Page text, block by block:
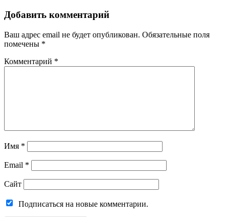
Добавить комментарий
Ваш адрес email не будет опубликован. Обязательные поля
помечены *
Комментарий *
Имя *
Email *
Сайт
Подписаться на новые комментарии.